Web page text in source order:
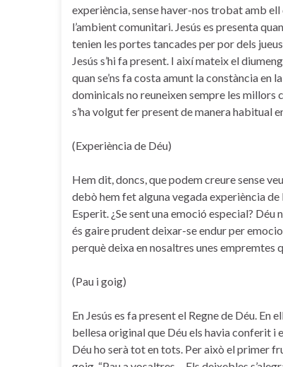
experiència, sense haver-nos trobat amb ell
l’ambient comunitari. Jesús es presenta
tenien les portes tancades per por dels
Jesús s’hi fa present. I així mateix el
quan se’ns fa costa amunt la constància en
dominicals no reuneixen sempre les millors
s’ha volgut fer present de manera habitual
(Experiència de Déu)
Hem dit, doncs, que podem creure sense
debò hem fet alguna vegada experiència de
Esperit. ¿Se sent una emoció especial?
és gaire prudent deixar-se endur per
perquè deixa en nosaltres unes empremtes
(Pau i goig)
En Jesús es fa present el Regne de Déu.
bellesa original que Déu els havia conferit i
Déu ho serà tot en tots. Per això el primer